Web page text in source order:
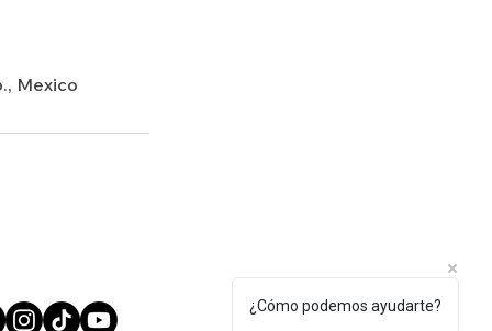
Mexico
¿Cómo podemos ayudarte?